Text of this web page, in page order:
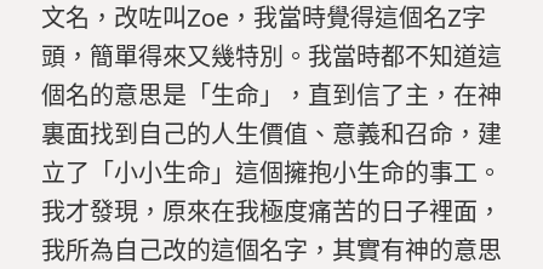
文名，改咗叫Zoe，我當時覺得這個名Z字
頭，簡單得來又幾特別。我當時都不知道這
個名的意思是「生命」，直到信了主，在神
裏面找到自己的人生價值、意義和召命，建
立了「小小生命」這個擁抱小生命的事工。
我才發現，原來在我極度痛苦的日子裡面，
我所為自己改的這個名字，其實有神的意思